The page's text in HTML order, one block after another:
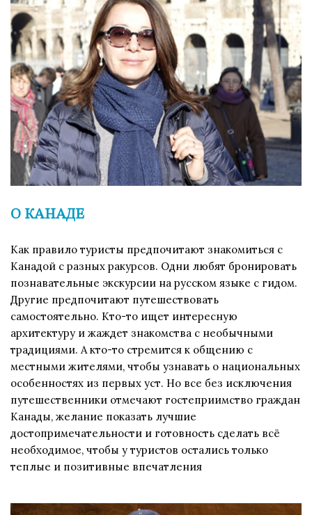
О КАНАДЕ
Как правило туристы предпочитают знакомиться с
Канадой с разных ракурсов. Одни любят бронировать
познавательные экскурсии на русском языке с гидом.
Другие предпочитают путешествовать
самостоятельно. Кто-то ищет интересную
архитектуру и жаждет знакомства с необычными
традициями. А кто-то стремится к общению с
местными жителями, чтобы узнавать о национальных
особенностях из первых уст. Но все без исключения
путешественники отмечают гостеприимство граждан
Канады, желание показать лучшие
достопримечательности и готовность сделать всё
необходимое, чтобы у туристов остались только
теплые и позитивные впечатления